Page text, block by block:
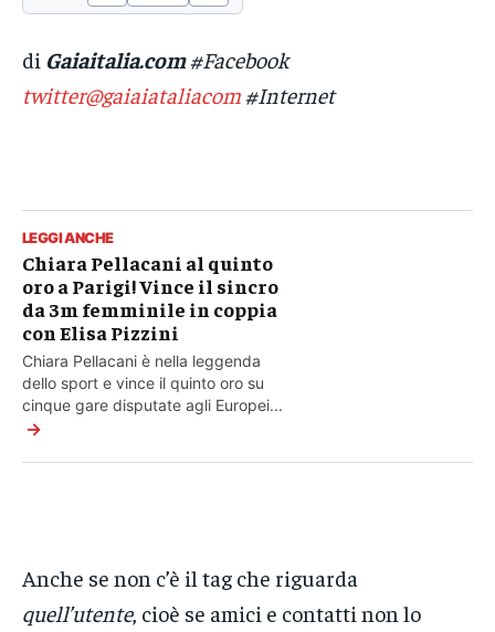
di Gaiaitalia.com#Facebook
twitter@gaiaiataliacom#Internet
LEGGI ANCHE
Chiara Pellacani al quinto
oro a Parigi! Vince il sincro
da 3m femminile in coppia
con Elisa Pizzini
Chiara Pellacani è nella leggenda
dello sport e vince il quinto oro su
cinque gare disputate agli Europei...
→
Anche se non c’è il tag che riguarda
quell’utente, cioè se amici e contatti non lo